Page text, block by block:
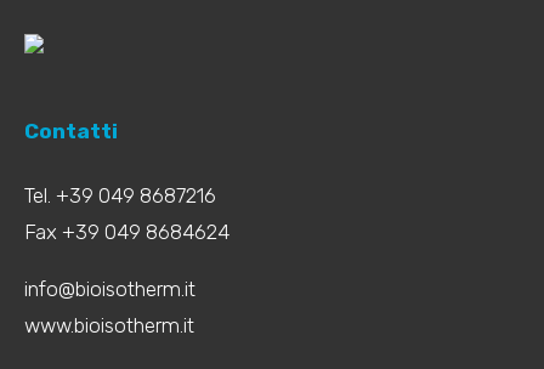
Contatti
Tel. +39 049 8687216
Fax +39 049 8684624
info@bioisotherm.it
www.bioisotherm.it